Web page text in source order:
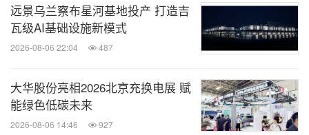
远景乌兰察布星河基地投产 打造吉
瓦级AI基础设施新模式
2026-08-06 22:04 487
大华股份亮相2026北京充换电展 赋
能绿色低碳未来
2026-08-06 14:46 927